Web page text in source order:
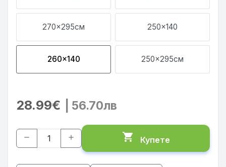
270x295см 250x140
260x140 250x295см
28.99€ | 56.70лв
remove add shopping_cart Купете